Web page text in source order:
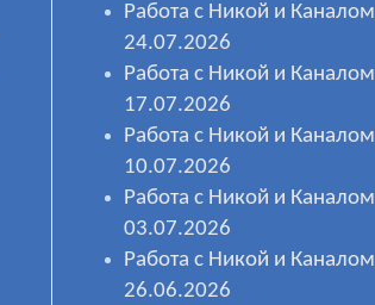
Работа с Никой и Каналом
24.07.2026
Работа с Никой и Каналом
17.07.2026
Работа с Никой и Каналом
10.07.2026
Работа с Никой и Каналом
03.07.2026
Работа с Никой и Каналом
26.06.2026